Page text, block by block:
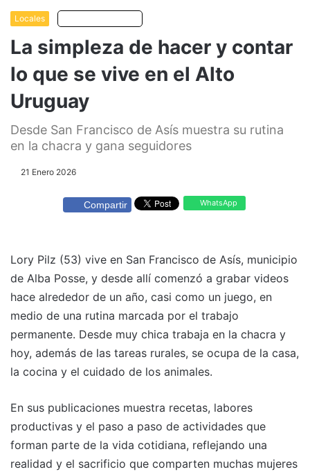
Locales
La simpleza de hacer y contar
lo que se vive en el Alto
Uruguay
Desde San Francisco de Asís muestra su rutina
en la chacra y gana seguidores
21 Enero 2026
Compartir WhatsApp
Lory Pilz (53) vive en San Francisco de Asís, municipio
de Alba Posse, y desde allí comenzó a grabar videos
hace alrededor de un año, casi como un juego, en
medio de una rutina marcada por el trabajo
permanente. Desde muy chica trabaja en la chacra y
hoy, además de las tareas rurales, se ocupa de la casa,
la cocina y el cuidado de los animales.
En sus publicaciones muestra recetas, labores
productivas y el paso a paso de actividades que
forman parte de la vida cotidiana, reflejando una
realidad y el sacrificio que comparten muchas mujeres